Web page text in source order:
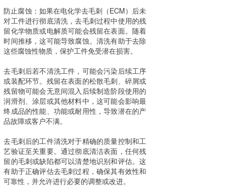
防止腐蚀：如果在电化学去毛刺（ECM）后未
对工件进行彻底清洗，去毛刺过程中使用的残
留化学物质或电解质可能会残留在表面。随着
时间推移，这可能导致腐蚀。清洗有助于去除
这些腐蚀性物质，保护工件免受潜在损害。
去毛刺后若不清洗工件，可能会污染后续工序
或装配环节。残留在表面的松散毛刺、碎屑或
残留物可能会无意间混入后续制造阶段使用的
润滑剂、涂层或其他材料中，这可能会影响最
终成品的性能、功能或耐用性，导致潜在的产
品故障或客户不满。
去毛刺后的工件清洗对于精确的质量控制和工
艺验证至关重要。通过彻底清洁表面，任何残
留的毛刺或缺陷都可以清楚地识别和评估。这
有助于正确评估去毛刺过程，确保其有效性和
可靠性，并允许进行必要的调整或改进。